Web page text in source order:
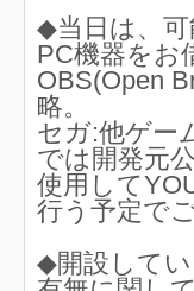
◆当日は、
PC機器をお
OBS(Open
略。
セガ:他ゲー
では開発元
使用して
行う予定で
◆開設してい